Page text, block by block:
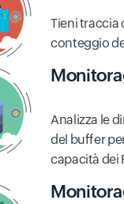
Tieni traccia
conteggio
Analizza le
del buffer
capacità dei